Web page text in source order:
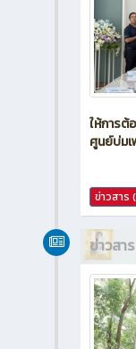
ให้การต้
ศูนย์บ่มเ
ข่าวสาร
ข่าวสาร